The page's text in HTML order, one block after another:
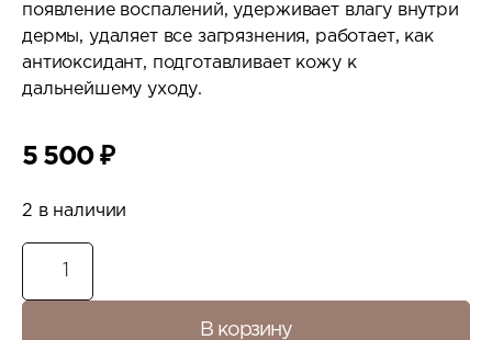
появление воспалений, удерживает влагу внутри
дермы, удаляет все загрязнения, работает, как
антиоксидант, подготавливает кожу к
дальнейшему уходу.
5 500₽
2 в наличии
В корзину